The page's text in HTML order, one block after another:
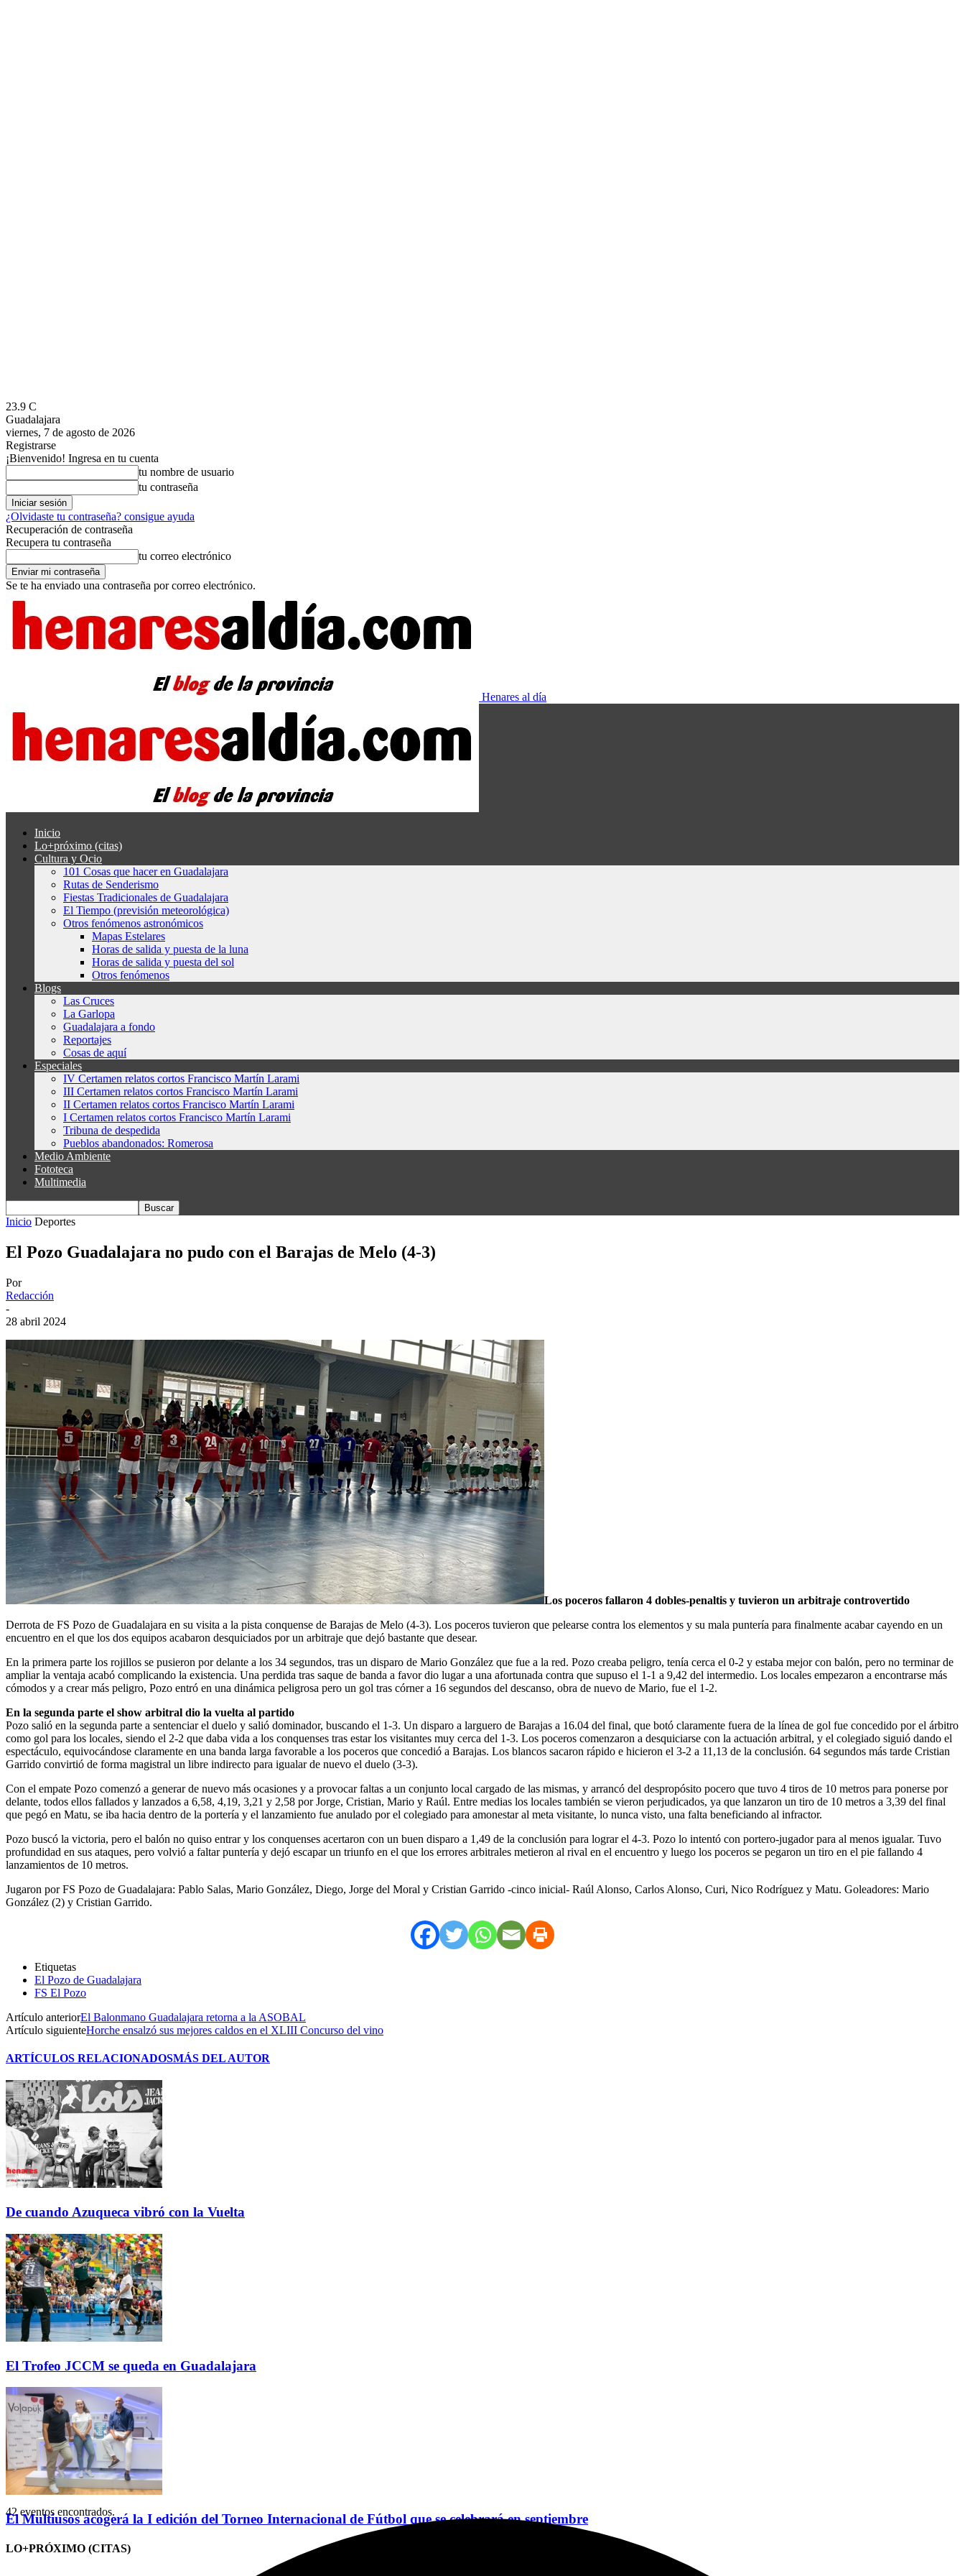
23.9 C
Guadalajara
viernes, 7 de agosto de 2026
Registrarse
¡Bienvenido! Ingresa en tu cuenta
tu nombre de usuario
tu contraseña
¿Olvidaste tu contraseña? consigue ayuda
Recuperación de contraseña
Recupera tu contraseña
tu correo electrónico
Se te ha enviado una contraseña por correo electrónico.
Henares al día
Inicio
Lo+próximo (citas)
Cultura y Ocio
101 Cosas que hacer en Guadalajara
Rutas de Senderismo
Fiestas Tradicionales de Guadalajara
El Tiempo (previsión meteorológica)
Otros fenómenos astronómicos
Mapas Estelares
Horas de salida y puesta de la luna
Horas de salida y puesta del sol
Otros fenómenos
Blogs
Las Cruces
La Garlopa
Guadalajara a fondo
Reportajes
Cosas de aquí
Especiales
IV Certamen relatos cortos Francisco Martín Larami
III Certamen relatos cortos Francisco Martín Larami
II Certamen relatos cortos Francisco Martín Larami
I Certamen relatos cortos Francisco Martín Larami
Tribuna de despedida
Pueblos abandonados: Romerosa
Medio Ambiente
Fototeca
Multimedia
Inicio Deportes
El Pozo Guadalajara no pudo con el Barajas de Melo (4-3)
Por
Redacción
-
28 abril 2024
Los poceros fallaron 4 dobles-penaltis y tuvieron un arbitraje controvertido
Derrota de FS Pozo de Guadalajara en su visita a la pista conquense de Barajas de Melo (4-3). Los poceros tuvieron que pelearse contra los elementos y su mala puntería para finalmente acabar cayendo en un
encuentro en el que los dos equipos acabaron desquiciados por un arbitraje que dejó bastante que desear.
En la primera parte los rojillos se pusieron por delante a los 34 segundos, tras un disparo de Mario González que fue a la red. Pozo creaba peligro, tenía cerca el 0-2 y estaba mejor con balón, pero no terminar de
ampliar la ventaja acabó complicando la existencia. Una perdida tras saque de banda a favor dio lugar a una afortunada contra que supuso el 1-1 a 9,42 del intermedio. Los locales empezaron a encontrarse más
cómodos y a crear más peligro, Pozo entró en una dinámica peligrosa pero un gol tras córner a 16 segundos del descanso, obra de nuevo de Mario, fue el 1-2.
En la segunda parte el show arbitral dio la vuelta al partido
Pozo salió en la segunda parte a sentenciar el duelo y salió dominador, buscando el 1-3. Un disparo a larguero de Barajas a 16.04 del final, que botó claramente fuera de la línea de gol fue concedido por el árbitro
como gol para los locales, siendo el 2-2 que daba vida a los conquenses tras estar los visitantes muy cerca del 1-3. Los poceros comenzaron a desquiciarse con la actuación arbitral, y el colegiado siguió dando el
espectáculo, equivocándose claramente en una banda larga favorable a los poceros que concedió a Barajas. Los blancos sacaron rápido e hicieron el 3-2 a 11,13 de la conclusión. 64 segundos más tarde Cristian
Garrido convirtió de forma magistral un libre indirecto para igualar de nuevo el duelo (3-3).
Con el empate Pozo comenzó a generar de nuevo más ocasiones y a provocar faltas a un conjunto local cargado de las mismas, y arrancó del despropósito pocero que tuvo 4 tiros de 10 metros para ponerse por
delante, todos ellos fallados y lanzados a 6,58, 4,19, 3,21 y 2,58 por Jorge, Cristian, Mario y Raúl. Entre medias los locales también se vieron perjudicados, ya que lanzaron un tiro de 10 metros a 3,39 del final
que pegó en Matu, se iba hacia dentro de la portería y el lanzamiento fue anulado por el colegiado para amonestar al meta visitante, lo nunca visto, una falta beneficiando al infractor.
Pozo buscó la victoria, pero el balón no quiso entrar y los conquenses acertaron con un buen disparo a 1,49 de la conclusión para lograr el 4-3. Pozo lo intentó con portero-jugador para al menos igualar. Tuvo
profundidad en sus ataques, pero volvió a faltar puntería y dejó escapar un triunfo en el que los errores arbitrales metieron al rival en el encuentro y luego los poceros se pegaron un tiro en el pie fallando 4
lanzamientos de 10 metros.
Jugaron por FS Pozo de Guadalajara: Pablo Salas, Mario González, Diego, Jorge del Moral y Cristian Garrido -cinco inicial- Raúl Alonso, Carlos Alonso, Curi, Nico Rodríguez y Matu. Goleadores: Mario
González (2) y Cristian Garrido.
Etiquetas
El Pozo de Guadalajara
FS El Pozo
Artículo anteriorEl Balonmano Guadalajara retorna a la ASOBAL
Artículo siguienteHorche ensalzó sus mejores caldos en el XLIII Concurso del vino
ARTÍCULOS RELACIONADOSMÁS DEL AUTOR
De cuando Azuqueca vibró con la Vuelta
El Trofeo JCCM se queda en Guadalajara
El Multiusos acogerá la I edición del Torneo Internacional de Fútbol que se celebrará en septiembre
LO+PRÓXIMO (CITAS)
42 eventos encontrados.